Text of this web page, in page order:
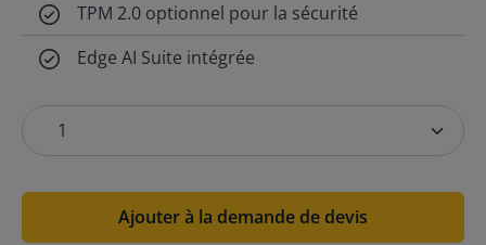
TPM 2.0 optionnel pour la sécurité
Edge AI Suite intégrée
Ajouter à la demande de devis